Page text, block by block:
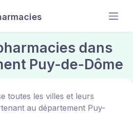
dans
Puy-de-Dôme
toutes les villes et leurs
au département Puy-